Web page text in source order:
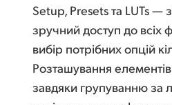
Setup, Presets та LUTs —
зручний доступ до всіх
вибір потрібних опцій
Розташування
завдяки групуванню за